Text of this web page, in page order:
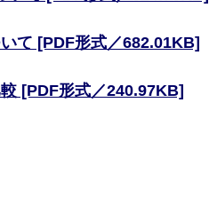
て [PDF形式／682.01KB]
[PDF形式／240.97KB]